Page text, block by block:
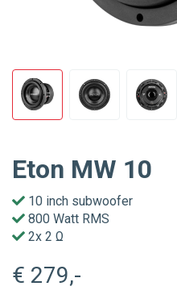
Eton MW 10
10 inch subwoofer
800 Watt RMS
2x 2 Ω
€ 279,-